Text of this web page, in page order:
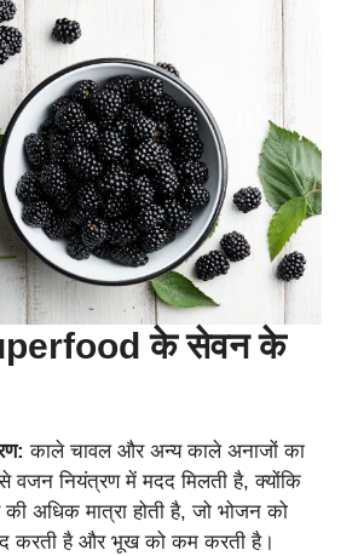
के सेवन के
काले चावल और अन्य काले अनाजों का
नियंत्रण में मदद मिलती है, क्योंकि
अधिक मात्रा होती है, जो भोजन को
करती है और भूख को कम करती है।